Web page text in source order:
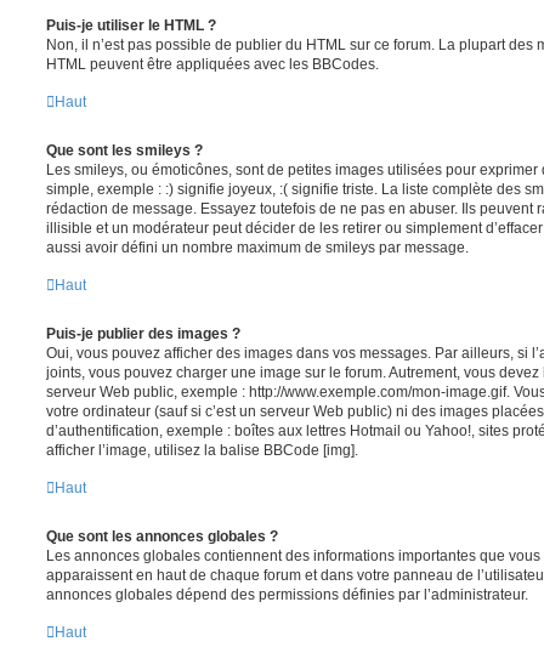
Puis-je utiliser le HTML ?
Non, il n’est pas possible de publier du HTML sur ce forum. La plupart des
HTML peuvent être appliquées avec les BBCodes.
Haut
Que sont les smileys ?
Les smileys, ou émoticônes, sont de petites images utilisées pour
simple, exemple : :) signifie joyeux, :( signifie triste. La liste complète des
rédaction de message. Essayez toutefois de ne pas en abuser. Ils peuvent
illisible et un modérateur peut décider de les retirer ou simplement
aussi avoir défini un nombre maximum de smileys par message.
Haut
Puis-je publier des images ?
Oui, vous pouvez afficher des images dans vos messages. Par ailleurs, si
joints, vous pouvez charger une image sur le forum. Autrement, vous
serveur Web public, exemple : http://www.exemple.com/mon-image.gif.
votre ordinateur (sauf si c’est un serveur Web public) ni des images
d’authentification, exemple : boîtes aux lettres Hotmail ou Yahoo!, sites
afficher l’image, utilisez la balise BBCode [img].
Haut
Que sont les annonces globales ?
Les annonces globales contiennent des informations importantes que
apparaissent en haut de chaque forum et dans votre panneau de
annonces globales dépend des permissions définies par l’administrateur.
Haut